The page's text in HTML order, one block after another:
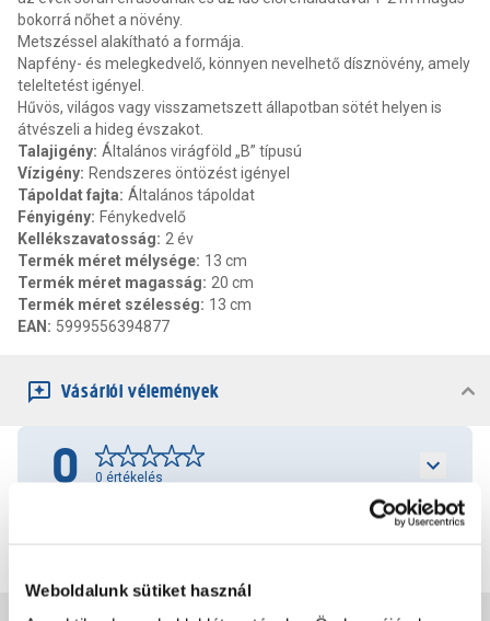
Weboldalunk sütiket használ
bokorrá nőhet a növény.
Metszéssel alakítható a formája.
Napfény- és melegkedvelő, könnyen nevelhető dísznövény, amely
teleltetést igényel.
Hűvös, világos vagy visszametszett állapotban sötét helyen is
átvészeli a hideg évszakot.
Talajigény: Általános virágföld „B” típusú
Vízigény: Rendszeres öntözést igényel
Tápoldat fajta: Általános tápoldat
Fényigény: Fénykedvelő
Kellékszavatosság: 2 év
Termék méret mélysége: 13 cm
Termék méret magasság: 20 cm
Termék méret szélesség: 13 cm
EAN : 5999556394877
Vásárlói vélemények
0 0 értékelés